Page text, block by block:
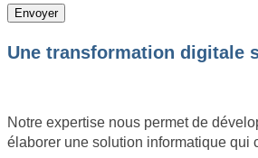
Une transformation digitale
Notre expertise nous permet de
élaborer une solution informatique qui